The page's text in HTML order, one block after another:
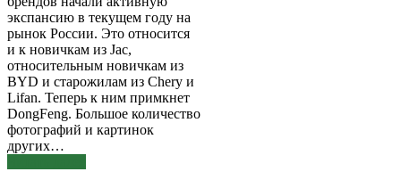
экспансию в текущем году на
рынок России. Это относится
и к новичкам из Jac,
относительным новичкам из
BYD и старожилам из Chery и
Lifan. Теперь к ним примкнет
DongFeng. Большое количество
фотографий и картинок
других…